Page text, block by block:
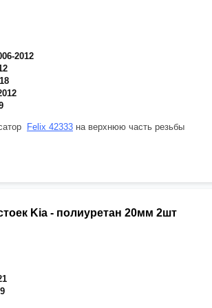
2012
Felix 42333 на верхнюю часть резьбы
Kia - полиуретан 20мм 2шт